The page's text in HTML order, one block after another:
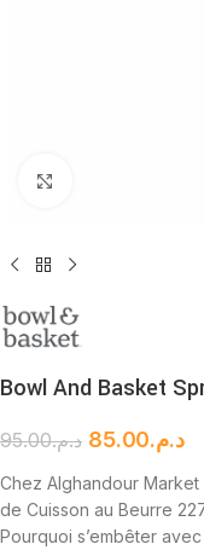
Cliquez pour
Bowl And Basket
د.م.95.00 د.م.85.00
Chez Alghandour
de Cuisson au Beurre
Pourquoi s’embêter